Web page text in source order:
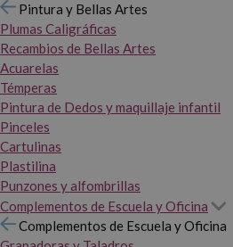
Pintura y Bellas Artes
Plumas Caligráficas
Recambios de Bellas Artes
Acuarelas
Témperas
Pintura de Dedos y maquillaje infantil
Pinceles
Cartulinas
Plastilina
Punzones y alfombrillas
Complementos de Escuela y Oficina
Complementos de Escuela y Oficina